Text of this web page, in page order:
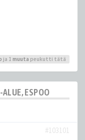
ja 1 muuta peukutti tätä
ESPOO
#103101